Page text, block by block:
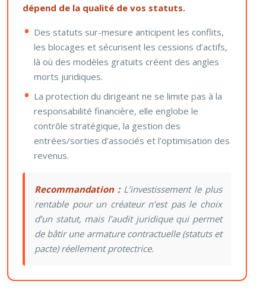
dépend de la qualité de vos statuts.
Des statuts sur-mesure anticipent les conflits,
les blocages et sécurisent les cessions d’actifs,
là où des modèles gratuits créent des angles
morts juridiques.
La protection du dirigeant ne se limite pas à la
responsabilité financière, elle englobe le
contrôle stratégique, la gestion des
entrées/sorties d’associés et l’optimisation des
revenus.
Recommandation :L’investissement le plus
rentable pour un créateur n’est pas le choix
d’un statut, mais l’audit juridique qui permet
de bâtir une armature contractuelle (statuts et
pacte) réellement protectrice.